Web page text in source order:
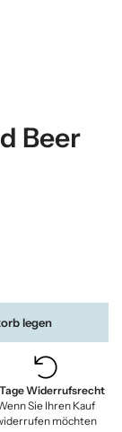
Beer
legen
Tage Widerrufsrecht
Sie Ihren Kauf
möchten